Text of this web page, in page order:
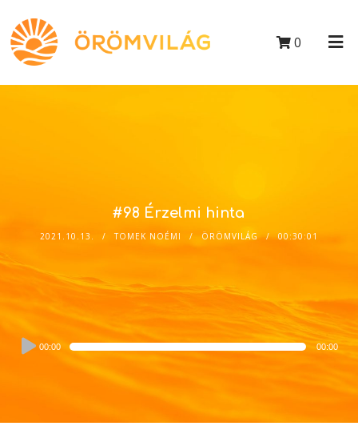
0
#98 Érzelmi hinta
2021.10.13. TOMEK NOÉMI ÖRÖMVILÁG 00:30:01
Audio
Player
00:00 00:00